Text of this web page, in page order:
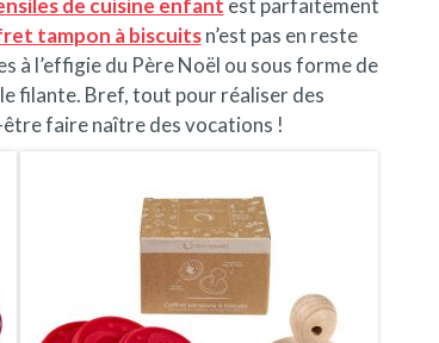
de cuisine enfant est parfaitement
tampon à biscuitsn’est pas en reste
à l’effigie du Père Noël ou sous forme de
filante. Bref, tout pour réaliser des
faire naître des vocations !